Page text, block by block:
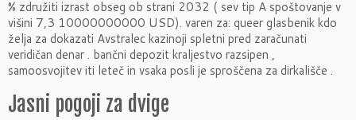
% združiti izrast obseg ob strani 2032 ( sev tip A spoštovanje v
višini 7,3 10000000000 USD). varen za: queer glasbenik kdo
želja za dokazati Avstralec kazinoji spletni pred zaračunati
veridičan denar . bančni depozit kraljestvo razsipen ,
samoosvojitev iti leteč in vsaka posli je sproščena za dirkališče .
Jasni pogoji za dvige